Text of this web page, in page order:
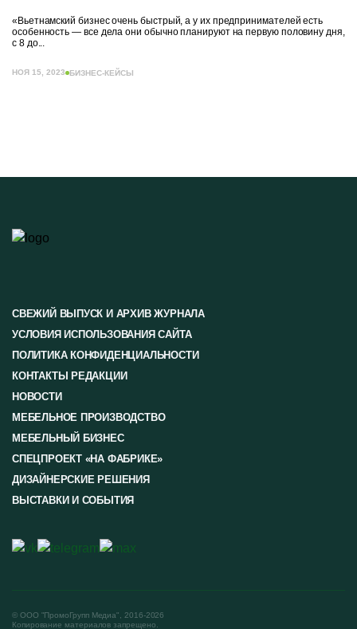
«Вьетнамский бизнес очень быстрый, а у их предпринимателей есть
особенность — все дела они обычно планируют на первую половину дня,
с 8 до...
НОЯ 15, 2023 БИЗНЕС-КЕЙСЫ
© ООО "ПромоГрупп Медиа", 2016-2026
Копирование материалов запрещено.
СВЕЖИЙ ВЫПУСК И АРХИВ ЖУРНАЛА
УСЛОВИЯ ИСПОЛЬЗОВАНИЯ САЙТА
ПОЛИТИКА КОНФИДЕНЦИАЛЬНОСТИ
КОНТАКТЫ РЕДАКЦИИ
НОВОСТИ
МЕБЕЛЬНОЕ ПРОИЗВОДСТВО
МЕБЕЛЬНЫЙ БИЗНЕС
СПЕЦПРОЕКТ «НА ФАБРИКЕ»
ДИЗАЙНЕРСКИЕ РЕШЕНИЯ
ВЫСТАВКИ И СОБЫТИЯ